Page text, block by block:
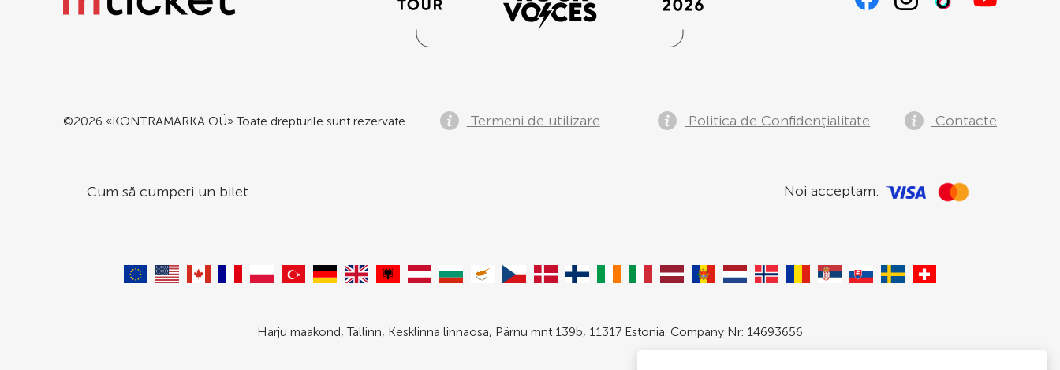
©2026 «KONTRAMARKA OÜ» Toate drepturile sunt rezervate Termeni de utilizare Politica de Confidențialitate Contacte
Cum să cumperi un bilet Noi acceptam:
Harju maakond, Tallinn, Kesklinna linnaosa, Pärnu mnt 139b, 11317 Estonia. Company Nr: 14693656